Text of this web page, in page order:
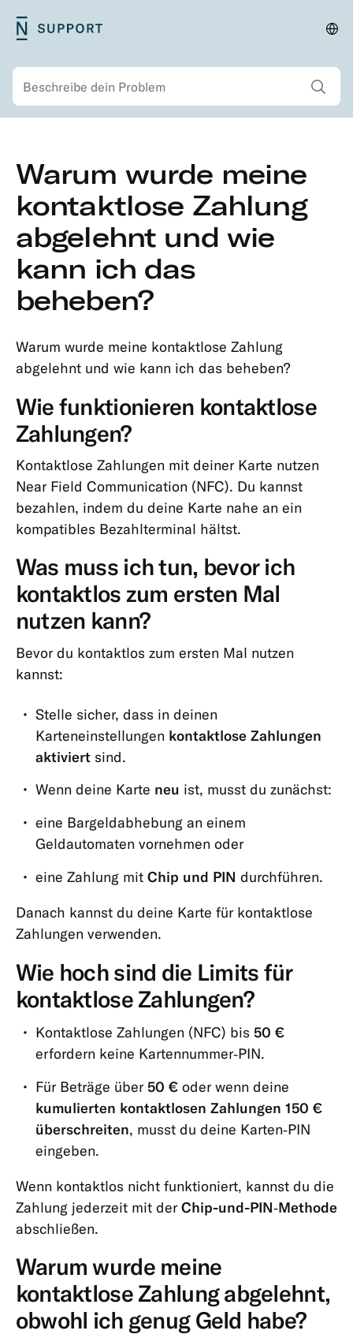
Primäres
Zum
Hauptinhalt
springen
Suchen
Alle
Hauptinhalt
springen
Sicherheit
Konto
&
Persönliche
Informationen
Mitgliedschaften
Kontotypen
Karten
Zahlungen,
Überweisungen
&
Abhebungen
Abhebungen
Überweisungen
&
Daueraufträge
Karte
&
Online-
Zahlungen
&
Limits
Warum wurde meine
kontaktlose Zahlung
abgelehnt und wie
kann ich das
beheben?
​​Warum wurde meine kontaktlose Zahlung
abgelehnt und wie kann ich das beheben?
Wie funktionieren kontaktlose
Zahlungen?
Kontaktlose Zahlungen mit deiner Karte nutzen
Near Field Communication (NFC). Du kannst
bezahlen, indem du deine Karte nahe an ein
kompatibles Bezahlterminal hältst.
Was muss ich tun, bevor ich
kontaktlos zum ersten Mal
nutzen kann?
Bevor du kontaktlos zum ersten Mal nutzen
kannst:
Stelle sicher, dass in deinen
Karteneinstellungen kontaktlose Zahlungen
aktiviertsind.
Wenn deine Karte neu ist, musst du zunächst:
eine Bargeldabhebung an einem
Geldautomaten vornehmen oder
eine Zahlung mit Chip und PIN durchführen.
Danach kannst du deine Karte für kontaktlose
Zahlungen verwenden.
Wie hoch sind die Limits für
kontaktlose Zahlungen?
Kontaktlose Zahlungen (NFC) bis 50 €
erfordern keine Kartennummer‑PIN.
Für Beträge über 50 €oder wenn deine
kumulierten kontaktlosen Zahlungen 150 €
überschreiten, musst du deine Karten‑PIN
eingeben.
Wenn kontaktlos nicht funktioniert, kannst du die
Zahlung jederzeit mit derChip-und-PIN‑Methode
abschließen.
Warum wurde meine
kontaktlose Zahlung abgelehnt,
obwohl ich genug Geld habe?